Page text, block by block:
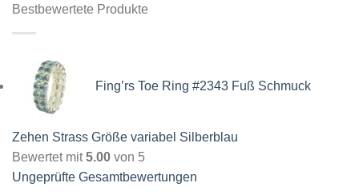
Bestbewertete Produkte
Fing’rs Toe Ring #2343 Fuß Schmuck
Zehen Strass Größe variabel Silberblau
Bewertet mit5.00 von 5
Ungeprüfte Gesamtbewertungen